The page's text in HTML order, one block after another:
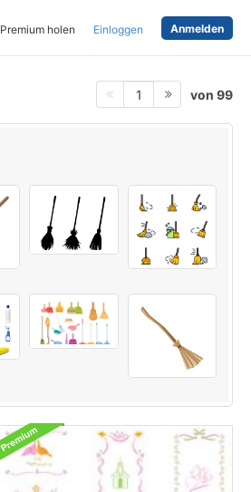
Premium holen Einloggen Anmelden
1 von 99